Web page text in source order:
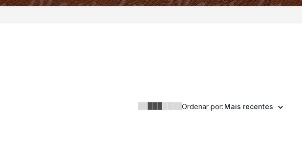
Ordenar por: Mais recentes